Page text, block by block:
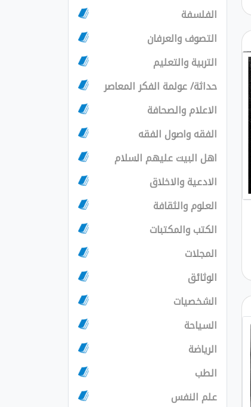
الفلسفة
التصوف والعرفان
التربية والتعليم
حداثة/ عولمة الفكر المعاصر
الاعلام والصحافة
الفقه واصول الفقه
اهل البيت عليهم السلام
الادعية والاخلاق
العلوم والثقافة
الكتب والمكتبات
المجلات
الوثائق
الشخصيات
السياحة
الرياضة
الطب
علم النفس